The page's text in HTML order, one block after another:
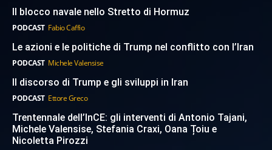
Il blocco navale nello Stretto di Hormuz
PODCAST Fabio Caffio
Le azioni e le politiche di Trump nel conflitto con l’Iran
PODCAST Michele Valensise
Il discorso di Trump e gli sviluppi in Iran
PODCAST Ettore Greco
Trentennale dell’InCE: gli interventi di Antonio Tajani,
Michele Valensise, Stefania Craxi, Oana Țoiu e
Nicoletta Pirozzi